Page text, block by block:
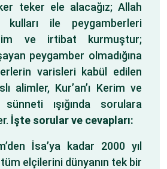
teker ele alacağız; Allah
kulları ile peygamberleri
ve irtibat kurmuştur;
peygamber olmadığına
varisleri kabül edilen
alimler, Kur’an’ı Kerim ve
sünneti ışığında sorulara
İşte sorular ve cevapları:
İsa’ya kadar 2000 yıl
elçilerini dünyanın tek bir